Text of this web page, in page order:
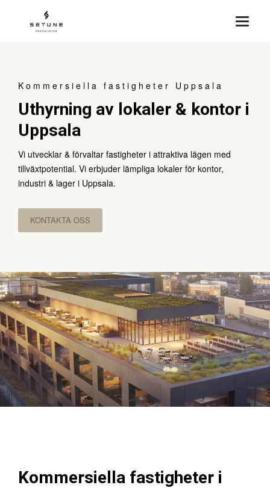
Kommersiella fastigheter Uppsala
Uthyrning av lokaler & kontor i
Uppsala
Vi utvecklar & förvaltar fastigheter i attraktiva lägen med
tillväxtpotential. Vi erbjuder lämpliga lokaler för kontor,
industri & lager i Uppsala.
KONTAKTA OSS
Kommersiella fastigheter i